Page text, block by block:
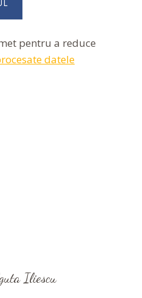
pentru a reduce
datele
Iliescu